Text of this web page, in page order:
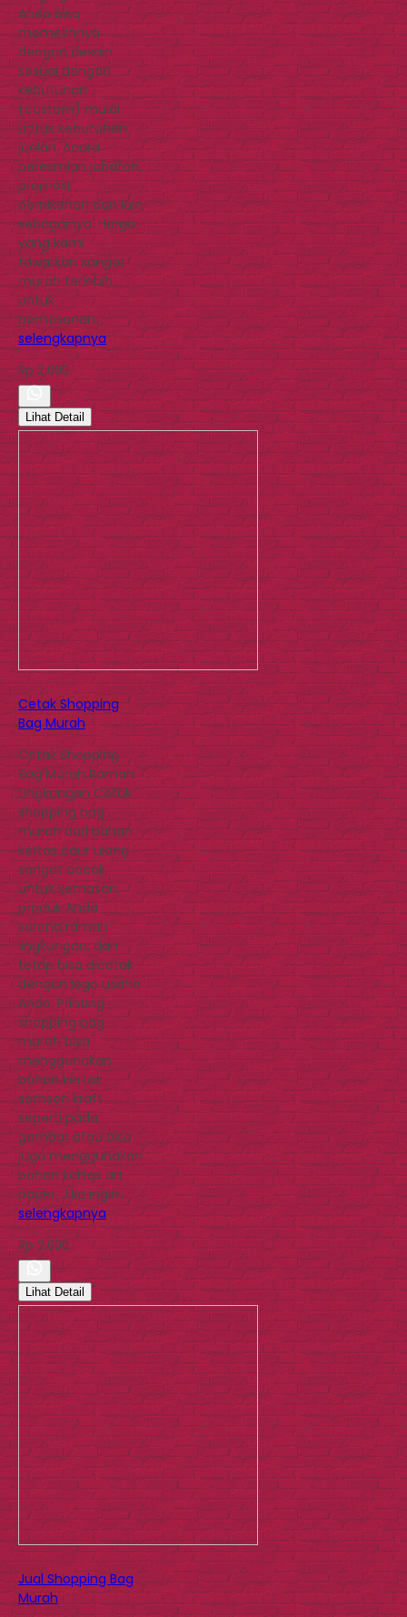
Anda bisa
memesnnya
dengan desain
sesuai dengan
kebutuhan
(custom) mulai
untuk kebutuhan
jualan. Acara
peresmian jabatan,
promosi,
pernikahan dan lain
sebagainya. Harga
yang kami
tawarkan sangat
murah terlebih
untuk
pemesanan…
selengkapnya
Rp 2.000
Lihat Detail
Cetak Shopping
Bag Murah
Cetak Shopping
Bag Murah Ramah
Lingkungan Cetak
shopping bag
murah dari bahan
kertas daur ulang
sangat cocok
untuk kemasan
produk Anda
karena ramah
lingkungan, dan
tetap bisa dicetak
dengan logo usaha
Anda. Printing
shopping bag
murah bisa
menggunakan
bahan kertas
samson kraft
seperti pada
gambar atau bisa
juga menggunakan
bahan kertas art
paper. Jika ingin…
selengkapnya
Rp 2.000
Lihat Detail
Jual Shopping Bag
Murah